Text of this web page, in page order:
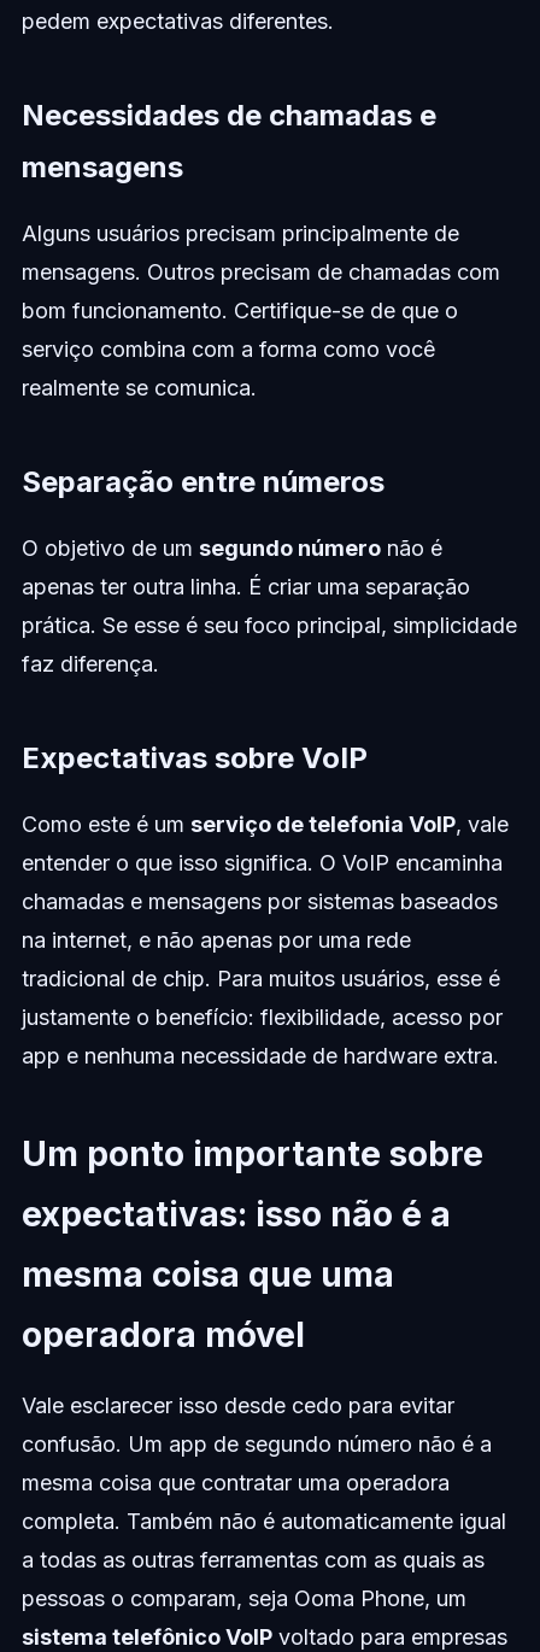
pedem expectativas diferentes.
Necessidades de chamadas e
mensagens
Alguns usuários precisam principalmente de
mensagens. Outros precisam de chamadas com
bom funcionamento. Certifique-se de que o
serviço combina com a forma como você
realmente se comunica.
Separação entre números
O objetivo de um segundo númeronão é
apenas ter outra linha. É criar uma separação
prática. Se esse é seu foco principal, simplicidade
faz diferença.
Expectativas sobre VoIP
Como este é um serviço de telefonia VoIP, vale
entender o que isso significa. O VoIP encaminha
chamadas e mensagens por sistemas baseados
na internet, e não apenas por uma rede
tradicional de chip. Para muitos usuários, esse é
justamente o benefício: flexibilidade, acesso por
app e nenhuma necessidade de hardware extra.
Um ponto importante sobre
expectativas: isso não é a
mesma coisa que uma
operadora móvel
Vale esclarecer isso desde cedo para evitar
confusão. Um app de segundo número não é a
mesma coisa que contratar uma operadora
completa. Também não é automaticamente igual
a todas as outras ferramentas com as quais as
pessoas o comparam, seja Ooma Phone, um
sistema telefônico VoIPvoltado para empresas